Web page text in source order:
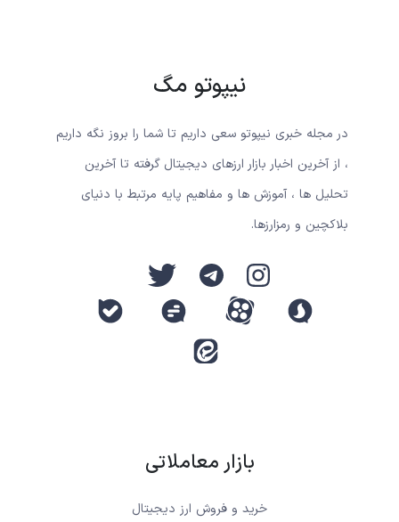
نیپوتو مگ
در مجله خبری نیپوتو سعی داریم تا شما را بروز نگه داریم
، از آخرین اخبار بازار ارزهای دیجیتال گرفته تا آخرین
تحلیل ها ، آموزش ها و مفاهیم پایه مرتبط با دنیای
بلاکچین و رمزارزها.
بازار معاملاتی
خرید و فروش ارز دیجیتال